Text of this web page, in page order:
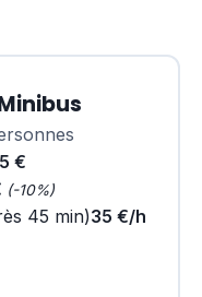
€
(-10%)
45 min)35 €/h